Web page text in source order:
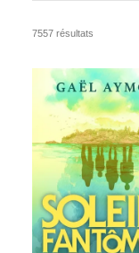
7557 résultats